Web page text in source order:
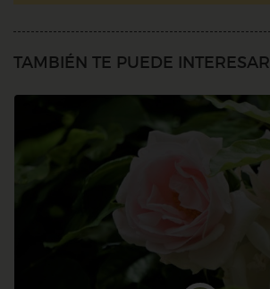
TAMBIÉN TE PUEDE INTERESAR